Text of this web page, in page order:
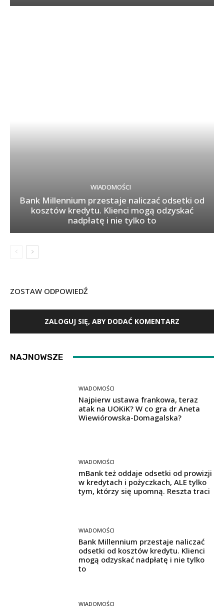
WIADOMOŚCI
Bank Millennium przestaje naliczać odsetki od
kosztów kredytu. Klienci mogą odzyskać
nadpłatę i nie tylko to
ZOSTAW ODPOWIEDŹ
ZALOGUJ SIĘ, ABY DODAĆ KOMENTARZ
NAJNOWSZE
WIADOMOŚCI
Najpierw ustawa frankowa, teraz
atak na UOKiK? W co gra dr Aneta
Wiewiórowska-Domagalska?
WIADOMOŚCI
mBank też oddaje odsetki od prowizji
w kredytach i pożyczkach, ALE tylko
tym, którzy się upomną. Reszta traci
WIADOMOŚCI
Bank Millennium przestaje naliczać
odsetki od kosztów kredytu. Klienci
mogą odzyskać nadpłatę i nie tylko
to
WIADOMOŚCI